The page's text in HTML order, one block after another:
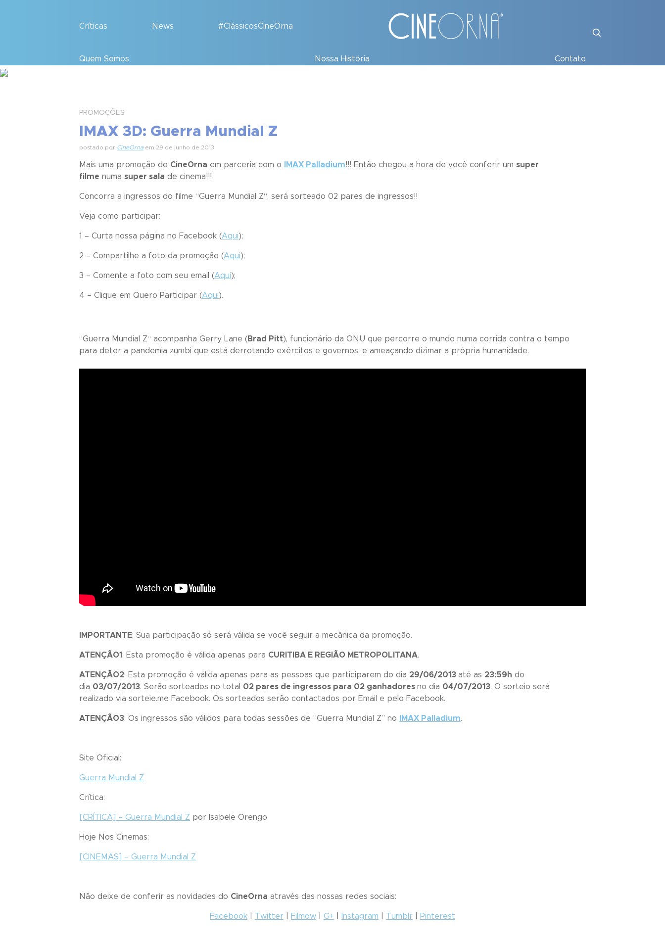
Críticas News #ClássicosCineOrna
Quem Somos Nossa História Contato
PROMOÇÕES
IMAX 3D: Guerra Mundial Z
postado por CineOrna em 29 de junho de 2013
Mais uma promoção do CineOrna em parceria com o IMAX Palladium!!! Então chegou a hora de você conferir um super
filme numa super sala de cinema!!!
Concorra a ingressos do filme “Guerra Mundial Z“, será sorteado 02 pares de ingressos!!
Veja como participar:
1 – Curta nossa página no Facebook (Aqui);
2 – Compartilhe a foto da promoção (Aqui);
3 – Comente a foto com seu email (Aqui);
4 – Clique em Quero Participar (Aqui).
“Guerra Mundial Z“ acompanha Gerry Lane (Brad Pitt), funcionário da ONU que percorre o mundo numa corrida contra o tempo
para deter a pandemia zumbi que está derrotando exércitos e governos, e ameaçando dizimar a própria humanidade.
IMPORTANTE: Sua participação só será válida se você seguir a mecânica da promoção.
ATENÇÃO1 : Esta promoção é válida apenas para CURITIBA E REGIÃO METROPOLITANA.
ATENÇÃO2: Esta promoção é válida apenas para as pessoas que participarem do dia 29/06/2013 até as 23:59h do
dia 03/07/2013. Serão sorteados no total 02 pares de ingressos para 02 ganhadores no dia 04/07/2013. O sorteio será
realizado via sorteie.me Facebook. Os sorteados serão contactados por Email e pelo Facebook.
ATENÇÃO3: Os ingressos são válidos para todas sessões de ”Guerra Mundial Z” no IMAX Palladium.
Site Oficial:
Guerra Mundial Z
Crítica:
[CRÍTICA] – Guerra Mundial Z por Isabele Orengo
Hoje Nos Cinemas:
[CINEMAS] – Guerra Mundial Z
Não deixe de conferir as novidades do CineOrna através das nossas redes sociais:
Facebook Twitter Filmow G+ Instagram Tumblr Pinterest